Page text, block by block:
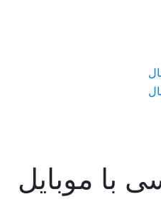
با موبایل